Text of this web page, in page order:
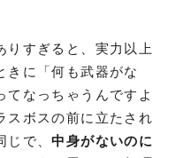
りすぎると、実力以上
きに「何も武器がな
てなっちゃうんですよ
スボスの前に立たされ
じで、中身がないのに